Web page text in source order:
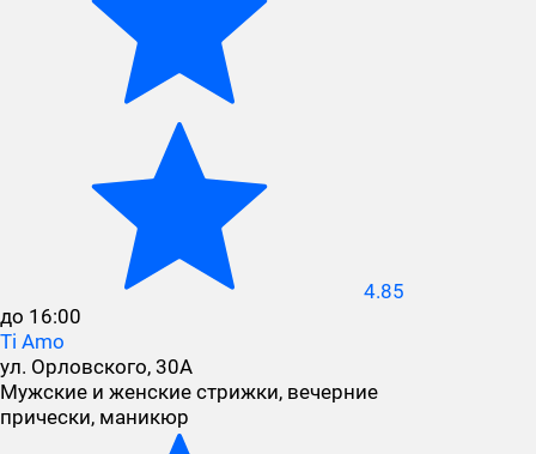
4.85
до 16:00
Ti Amo
ул. Орловского, 30А
Мужские и женские стрижки, вечерние
прически, маникюр